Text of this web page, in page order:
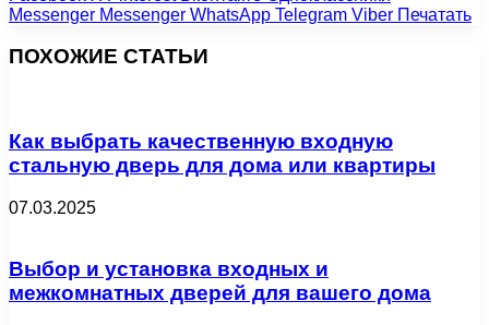
Messenger Messenger WhatsApp Telegram Viber Печатать
ПОХОЖИЕ СТАТЬИ
Как выбрать качественную входную
стальную дверь для дома или квартиры
07.03.2025
Выбор и установка входных и
межкомнатных дверей для вашего дома